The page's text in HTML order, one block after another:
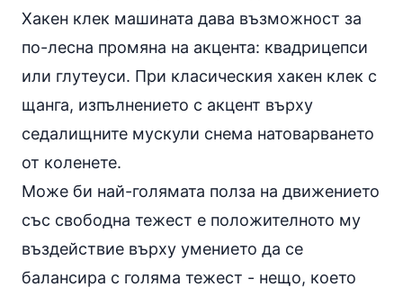
Хакен клек машината дава възможност за
по-лесна промяна на акцента: квадрицепси
или глутеуси. При класическия хакен клек с
щанга, изпълнението с акцент върху
седалищните мускули снема натоварването
от коленете.
Може би най-голямата полза на движението
със свободна тежест е положителното му
въздействие върху умението да се
балансира с голяма тежест - нещо, което